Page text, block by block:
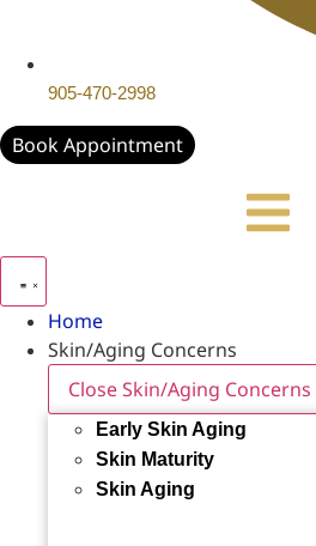
905-470-2998
Book Appointment
Home
Skin/Aging Concerns
Close Skin/Aging Concerns
Early Skin Aging
Skin Maturity
Skin Aging